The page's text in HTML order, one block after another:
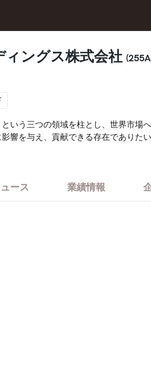
ィングス株式会社
いう三つの領域を柱とし、世界市場
響を与え、貢献できる存在でありた
なテクノロジーの提供であると自負
進化します。
ース 業績情報